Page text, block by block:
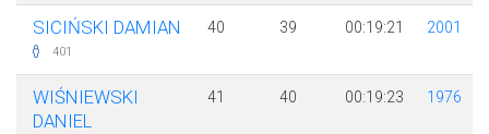
SICIŃSKI DAMIAN
401
40 39 00:19:21 2001
WIŚNIEWSKI
DANIEL
41 40 00:19:23 1976